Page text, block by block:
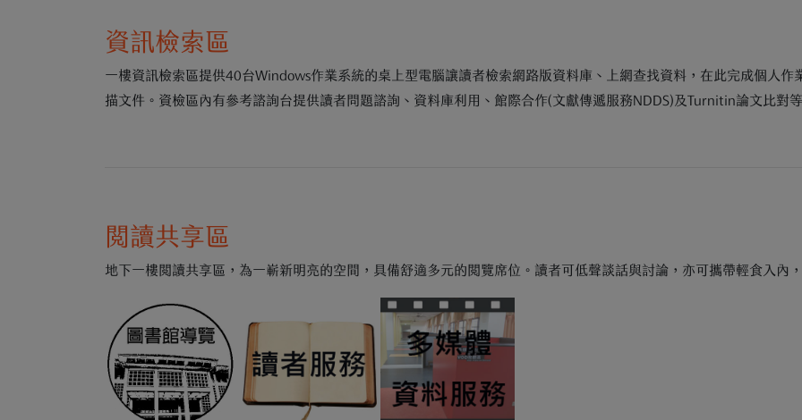
資訊檢索區
一樓資訊檢索區提供40台Windows作業系統的桌上型電腦讓讀者檢索網路版資料庫、上網查找資料，在此完成個人
描文件。資檢區內有參考諮詢台提供讀者問題諮詢、資料庫利用、館際合作(文獻傳遞服務NDDS)及Turnitin論文比對等
閱讀共享區
地下一樓閱讀共享區，為一嶄新明亮的空間，具備舒適多元的閱覽席位。讀者可低聲談話與討論，亦可攜帶輕食入內